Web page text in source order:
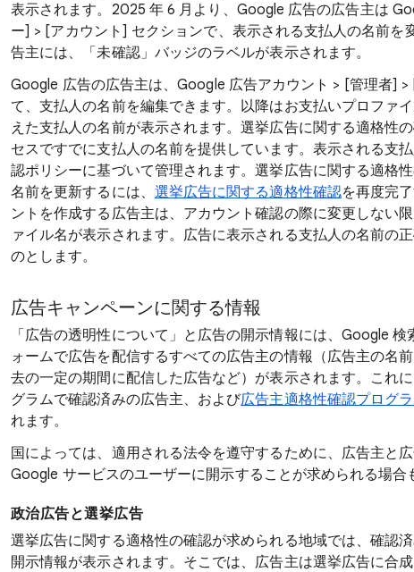
表示されます。2025 年 6 月より、Google 広告の広告主は
ー] > [アカウント] セクションで、表示される支払人の名前を
告主には、「未確認」バッジのラベルが表示されます。
Google 広告の広告主は、Google 広告アカウント > [管理者]
て、支払人の名前を編集できます。以降はお支払いプロファ
えた支払人の名前が表示されます。選挙広告に関する適格性
セスですでに支払人の名前を提供しています。表示される支
認ポリシーに基づいて管理されます。選挙広告に関する適格
名前を更新するには、 選挙広告に関する適格性確認を再度完
ントを作成する広告主は、アカウント確認の際に変更しない
ァイル名が表示されます。広告に表示される支払人の名前の
のとします。
広告キャンペーンに関する情報
「広告の透明性について」と広告の開示情報には、Google
ォームで広告を配信するすべての広告主の情報（広告主の名
去の一定の期間に配信した広告など）が表示されます。これ
グラムで確認済みの広告主、および広告主適格性確認プログ
れます。
国によっては、適用される法令を遵守するために、広告主と
Google サービスのユーザーに開示することが求められる場合
政治広告と選挙広告
選挙広告に関する適格性の確認が求められる地域では、確認
開示情報が表示されます。そこでは、広告主は選挙広告に合